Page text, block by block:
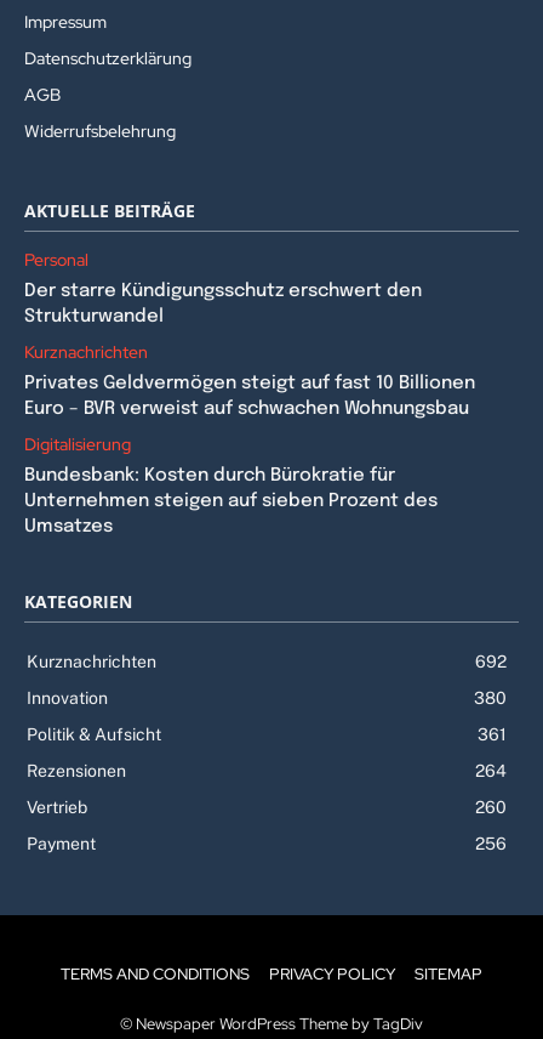
Impressum
Datenschutzerklärung
AGB
Widerrufsbelehrung
AKTUELLE BEITRÄGE
Personal
Der starre Kündigungsschutz erschwert den
Strukturwandel
Kurznachrichten
Privates Geldvermögen steigt auf fast 10 Billionen
Euro – BVR verweist auf schwachen Wohnungsbau
Digitalisierung
Bundesbank: Kosten durch Bürokratie für
Unternehmen steigen auf sieben Prozent des
Umsatzes
KATEGORIEN
Kurznachrichten
692
Innovation
380
Politik & Aufsicht
361
Rezensionen
264
Vertrieb
260
Payment
256
TERMS AND CONDITIONS PRIVACY POLICY SITEMAP
© Newspaper WordPress Theme by TagDiv